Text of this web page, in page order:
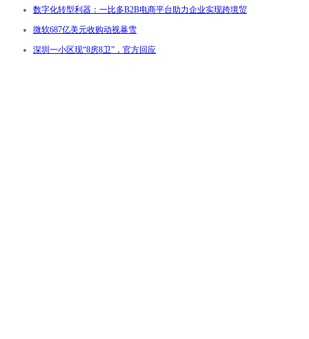
数字化转型利器：一比多B2B电商平台助力企业实现跨境贸
微软687亿美元收购动视暴雪
深圳一小区现“8房8卫”，官方回应